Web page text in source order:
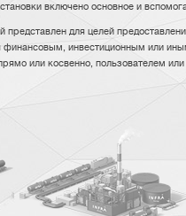
включено основное и
представлен для целей
финансовым, инвестиционным или
или косвенно, пользователем